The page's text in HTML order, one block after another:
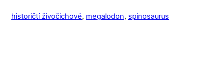
historičtí živočichové, megalodon, spinosaurus